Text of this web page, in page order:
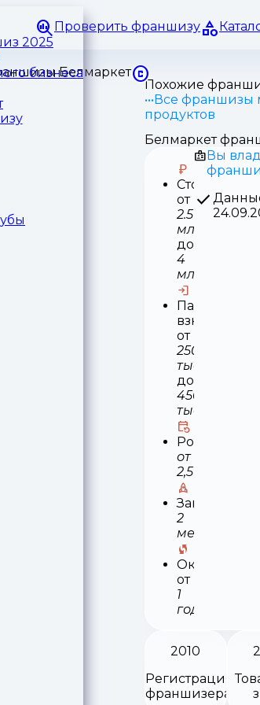
Проверить франшизу
2025
бизнеса
Похожие
Все франшизы
продуктов
Белмаркет
Стоимость
от
2.5
млн
до
4
млн
Паушальный
взнос
от
250
тыс
до
450
тыс
Роялти
от
2,5%
Запуск
2
месяца
Окупаемость
от
1
года
Вы
2010
Регистрация
франшизера